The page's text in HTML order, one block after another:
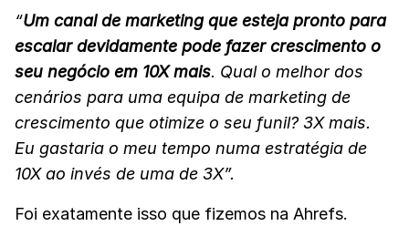
“Um canal de marketing que esteja pronto para
escalar devidamente pode fazer crescimento o
seu negócio em 10X mais. Qual o melhor dos
cenários para uma equipa de marketing de
crescimento que otimize o seu funil? 3X mais.
Eu gastaria o meu tempo numa estratégia de
10X ao invés de uma de 3X”.
Foi exatamente isso que fizemos na Ahrefs.